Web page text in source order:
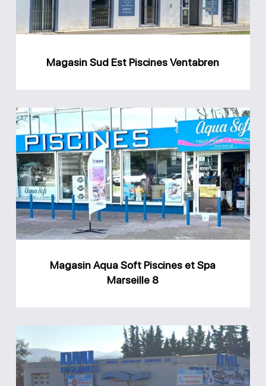
Magasin Sud Est Piscines Ventabren
Magasin
Aqua
Soft
Piscines
et
Spa
Marseille
Magasin Aqua Soft Piscines et Spa
Marseille 8
Magasin
DML
piscines